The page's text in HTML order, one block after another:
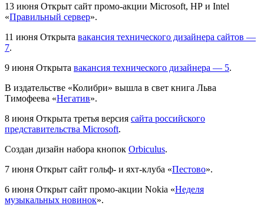
13 июня Открыт сайт промо-акции Microsoft, HP и Intel
«Правильный сервер».
11 июня Открыта вакансия технического дизайнера сайтов —
7.
9 июня Открыта вакансия технического дизайнера — 5.
В издательстве «Колибри» вышла в свет книга Льва
Тимофеева «Негатив».
8 июня Открыта третья версия сайта российского
представительства Microsoft.
Создан дизайн набора кнопок Orbiculus.
7 июня Открыт сайт гольф- и яхт-клуба «Пестово».
6 июня Открыт сайт промо-акции Nokia «Неделя
музыкальных новинок».